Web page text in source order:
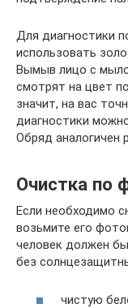
Для диагностики
использовать
Вымыв лицо с
смотрят на цвет
значит, на вас
диагностики
Обряд аналогичен
Очистка по
Если необходимо
возьмите его
человек должен
без
чистую